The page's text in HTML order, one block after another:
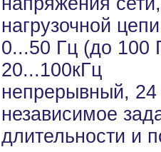
нагрузочной
0...50 Гц (до 100
20...100кГц
непрерывный, 24
независимое
длительности и